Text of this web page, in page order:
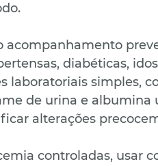
acompanhamento
diabéticas,
laboratoriais simples,
de urina e albumina
alterações
controladas, usar